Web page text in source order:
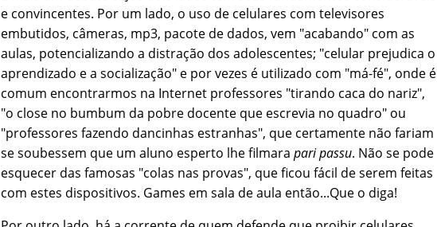
e convincentes. Por um lado, o uso de celulares com televisores
embutidos, câmeras, mp3, pacote de dados, vem "acabando" com as
aulas, potencializando a distração dos adolescentes; "celular prejudica o
aprendizado e a socialização" e por vezes é utilizado com "má-fé", onde é
comum encontrarmos na Internet professores "tirando caca do nariz",
"o close no bumbum da pobre docente que escrevia no quadro" ou
"professores fazendo dancinhas estranhas", que certamente não fariam
se soubessem que um aluno esperto lhe filmara pari passu. Não se pode
esquecer das famosas "colas nas provas", que ficou fácil de serem feitas
com estes dispositivos. Games em sala de aula então...Que o diga!